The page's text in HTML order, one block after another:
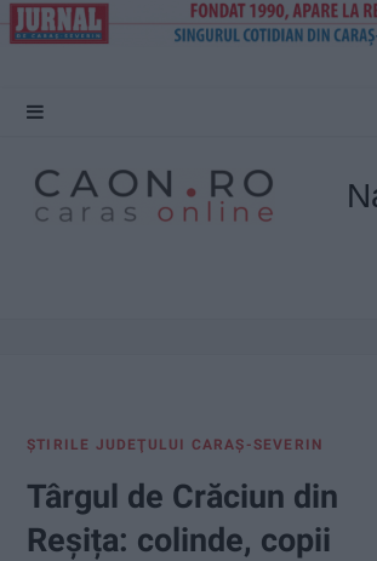
ŞTIRILE JUDEŢULUI CARAŞ-SEVERIN
Târgul de Crăciun din
Reșița: colinde, copii